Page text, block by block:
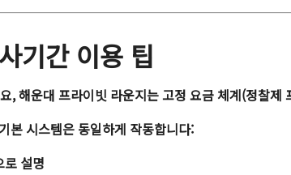
기간 이용 팁
, 해운대 프라이빗 라운지는고정 요금 체계(정찰제
본 시스템은 동일하게 작동합니다:
로 설명